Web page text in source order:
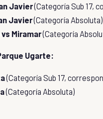
Javier(Categoría Sub 17,
Javier(Categoría Absoluta)
Miramar(Categoría
Ugarte:
(Categoría Sub 17,
(Categoría Absoluta)